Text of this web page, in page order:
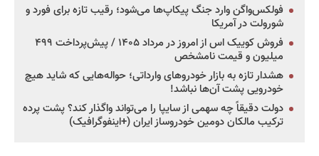
فولکس‌واگن وارد جنگ پیکاپ‌ها می‌شود؛ رقیب تازه برای فورد و
شورولت در آمریکا
فروش کوییک اس از امروز در مرداد ۱۴۰۵ / پیش‌پرداخت ۴۹۹
میلیون و قیمت نامشخص
هشدار تازه به بازار خودروهای وارداتی؛ حواله‌هایی که شاید هیچ
خودرویی پشت آن‌ها نباشد!
دولت دقیقاً چه سهمی از سایپا را می‌تواند واگذار کند؟ پشت پرده
ترکیب مالکان دومین خودروساز ایران (+اینفوگرافیک)